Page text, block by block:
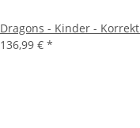
Dragons - Kinder -
136,99 € *